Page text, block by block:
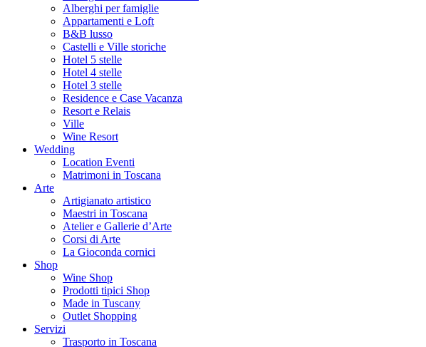
Alberghi per famiglie
Appartamenti e Loft
B&B lusso
Castelli e Ville storiche
Hotel 5 stelle
Hotel 4 stelle
Hotel 3 stelle
Residence e Case Vacanza
Resort e Relais
Ville
Wine Resort
Wedding
Location Eventi
Matrimoni in Toscana
Arte
Artigianato artistico
Maestri in Toscana
Atelier e Gallerie d’Arte
Corsi di Arte
La Gioconda cornici
Shop
Wine Shop
Prodotti tipici Shop
Made in Tuscany
Outlet Shopping
Servizi
Trasporto in Toscana